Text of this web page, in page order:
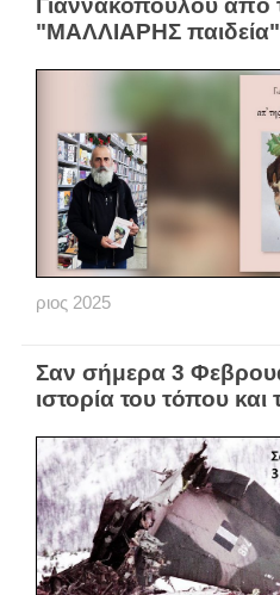
Γιαννακόπουλου από
"ΜΑΛΛΙΑΡΗΣ παιδεία"
ριος 2025
Σαν σήμερα 3
ιστορία του τόπου